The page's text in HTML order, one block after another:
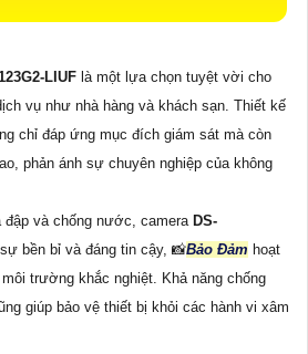
LIUF là một lựa chọn tuyệt vời cho
vụ như nhà hàng và khách sạn. Thiết kế
chỉ đáp ứng mục đích giám sát mà còn
phản ánh sự chuyên nghiệp của không
và chống nước, camera DS-
bền bỉ và đáng tin cậy, 📸Bảo Đảm hoạt
trường khắc nghiệt. Khả năng chống
giúp bảo vệ thiết bị khỏi các hành vi xâm